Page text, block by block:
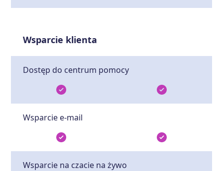
Wsparcie klienta
Dostęp do centrum pomocy
Wsparcie e-mail
Wsparcie na czacie na żywo